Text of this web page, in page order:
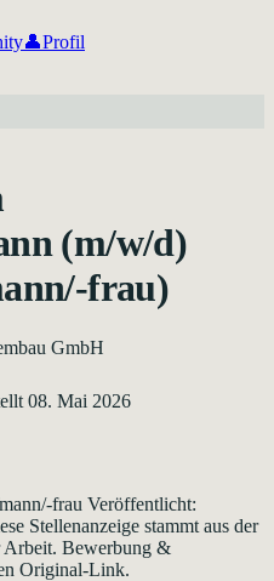
👤Profil
(m/w/d)
frau)
GmbH
08. Mai 2026
frau Veröffentlicht:
Stellenanzeige stammt aus der
Arbeit. Bewerbung &
Original-Link.